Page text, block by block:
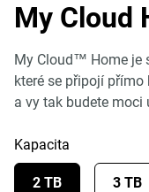
My Cloud
My Cloud™ Home je
které se připojí
a vy tak budete moci
Kapacita
2 TB 3 TB